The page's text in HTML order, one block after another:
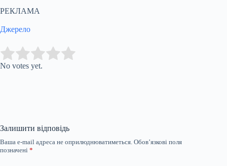
РЕКЛАМА
Джерело
Rate this item:
No votes yet.
Залишити відповідь
Ваша e-mail адреса не оприлюднюватиметься. Обов’язкові поля
позначені *